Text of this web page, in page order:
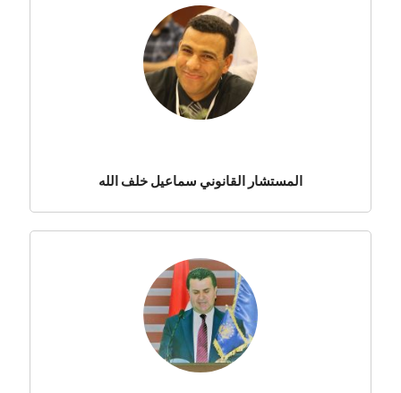
المستشار القانوني سماعيل خلف الله